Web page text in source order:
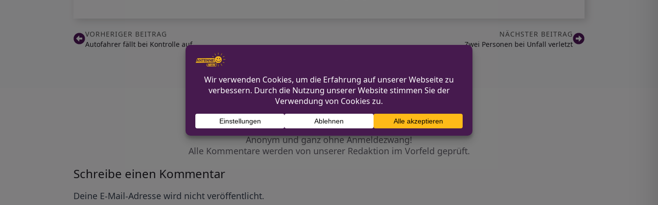
VORHERIGER BEITRAG
Autofahrer fällt bei Kontrolle auf
NÄCHSTER BEITRAG
Zwei Personen bei Unfall verletzt
Diskutiere mit!
Anonym und ganz ohne Anmeldezwang!
Alle Kommentare werden von unserer Redaktion im Vorfeld geprüft.
Schreibe einen Kommentar
Deine E-Mail-Adresse wird nicht veröffentlicht.